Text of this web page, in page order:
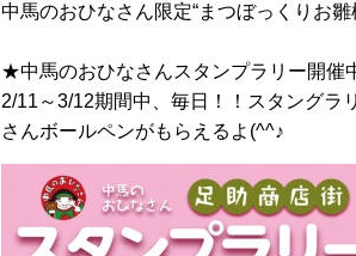
中馬のおひなさん限定“まつぼっくりお
★中馬のおひなさんスタンプラリー開催
2/11～3/12期間中、毎日！！スタングラ
さんボールペンがもらえるよ(^^♪